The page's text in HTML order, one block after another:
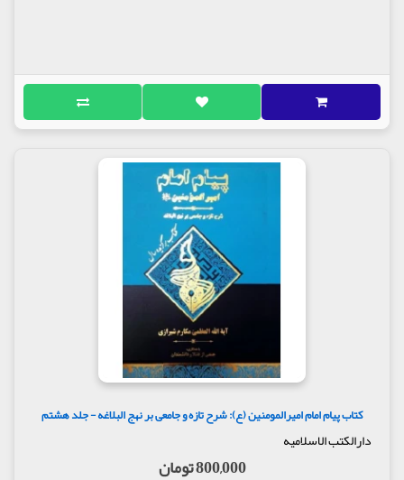
کتاب پیام امام امیرالمومنین (ع): شرح تازه و جامعی بر نهج البلاغه - جلد هشتم
دارالکتب الاسلامیه
800,000 تومان